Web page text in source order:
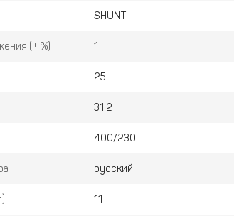
SHUNT
(± %) 1
25
31.2
400/230
русский
11